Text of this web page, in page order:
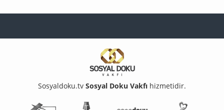
Sosyaldoku.tv Sosyal Doku Vakfı hizmetidir.
Fetva Meclisi
Genç Doku